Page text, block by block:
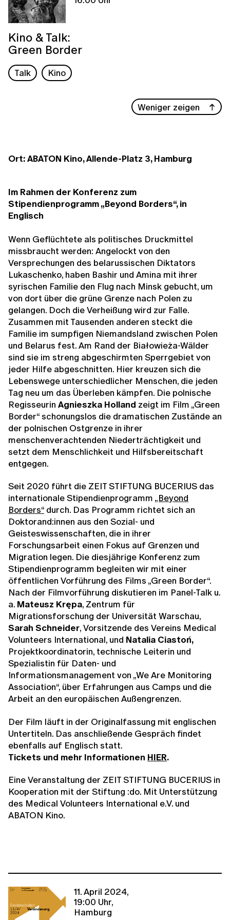
Kino & Talk:
Green Border
Talk Kino
Weniger zeigen
Ort: ABATON Kino, Allende-Platz 3, Hamburg
Im Rahmen der Konferenz zum
Stipendienprogramm „Beyond Borders“, in
Englisch
Wenn Geflüchtete als politisches Druckmittel
missbraucht werden: Angelockt von den
Versprechungen des belarussischen Diktators
Lukaschenko, haben Bashir und Amina mit ihrer
syrischen Familie den Flug nach Minsk gebucht, um
von dort über die grüne Grenze nach Polen zu
gelangen. Doch die Verheißung wird zur Falle.
Zusammen mit Tausenden anderen steckt die
Familie im sumpfigen Niemandsland zwischen Polen
und Belarus fest. Am Rand der Białowieża-Wälder
sind sie im streng abgeschirmten Sperrgebiet von
jeder Hilfe abgeschnitten. Hier kreuzen sich die
Lebenswege unterschiedlicher Menschen, die jeden
Tag neu um das Überleben kämpfen. Die polnische
Regisseurin Agnieszka Holland zeigt im Film „Green
Border“ schonungslos die dramatischen Zustände an
der polnischen Ostgrenze in ihrer
menschenverachtenden Niederträchtigkeit und
setzt dem Menschlichkeit und Hilfsbereitschaft
entgegen.
Seit 2020 führt die ZEIT STIFTUNG BUCERIUS das
internationale Stipendienprogramm „Beyond
Borders“ durch. Das Programm richtet sich an
Doktorand:innen aus den Sozial- und
Geisteswissenschaften, die in ihrer
Forschungsarbeit einen Fokus auf Grenzen und
Migration legen. Die diesjährige Konferenz zum
Stipendienprogramm begleiten wir mit einer
öffentlichen Vorführung des Films „Green Border“.
Nach der Filmvorführung diskutieren im Panel-Talk u.
a. Mateusz Krępa, Zentrum für
Migrationsforschung der Universität Warschau,
Sarah Schneider, Vorsitzende des Vereins Medical
Volunteers International, und Natalia Ciastoń,
Projektkoordinatorin, technische Leiterin und
Spezialistin für Daten- und
Informationsmanagement von „We Are Monitoring
Association“, über Erfahrungen aus Camps und die
Arbeit an den europäischen Außengrenzen.
Der Film läuft in der Originalfassung mit englischen
Untertiteln. Das anschließende Gespräch findet
ebenfalls auf Englisch statt.
Tickets und mehr Informationen HIER.
Eine Veranstaltung der ZEIT STIFTUNG BUCERIUS in
Kooperation mit der Stiftung :do. Mit Unterstützung
des Medical Volunteers International e.V. und
ABATON Kino.
11. April 2024,
19:00 Uhr,
Hamburg